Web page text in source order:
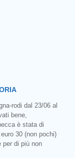
rodi dal 23/06 al
bene,
è stata di
30 (non pochi)
per di più non